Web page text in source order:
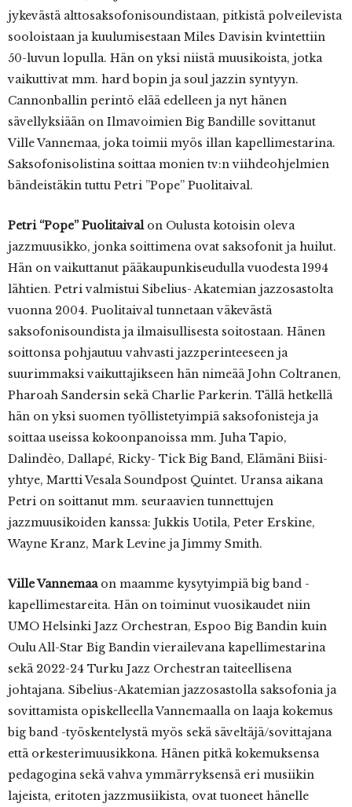
jykevästä alttosaksofonisoundistaan, pitkistä polveilevista
sooloistaan ja kuulumisestaan Miles Davisin kvintettiin
50-luvun lopulla. Hän on yksi niistä muusikoista, jotka
vaikuttivat mm. hard bopin ja soul jazzin syntyyn.
Cannonballin perintö elää edelleen ja nyt hänen
sävellyksiään on Ilmavoimien Big Bandille sovittanut
Ville Vannemaa, joka toimii myös illan kapellimestarina.
Saksofonisolistina soittaa monien tv:n viihdeohjelmien
bändeistäkin tuttu Petri ”Pope” Puolitaival.
Petri “Pope” Puolitaival on Oulusta kotoisin oleva
jazzmuusikko, jonka soittimena ovat saksofonit ja huilut.
Hän on vaikuttanut pääkaupunkiseudulla vuodesta 1994
lähtien. Petri valmistui Sibelius- Akatemian jazzosastolta
vuonna 2004. Puolitaival tunnetaan väkevästä
saksofonisoundista ja ilmaisullisesta soitostaan. Hänen
soittonsa pohjautuu vahvasti jazzperinteeseen ja
suurimmaksi vaikuttajikseen hän nimeää John Coltranen,
Pharoah Sandersin sekä Charlie Parkerin. Tällä hetkellä
hän on yksi suomen työllistetyimpiä saksofonisteja ja
soittaa useissa kokoonpanoissa mm. Juha Tapio,
Dalindèo, Dallapé, Ricky- Tick Big Band, Elämäni Biisi-
yhtye, Martti Vesala Soundpost Quintet. Uransa aikana
Petri on soittanut mm. seuraavien tunnettujen
jazzmuusikoiden kanssa: Jukkis Uotila, Peter Erskine,
Wayne Kranz, Mark Levine ja Jimmy Smith.
Ville Vannemaa on maamme kysytyimpiä big band -
kapellimestareita. Hän on toiminut vuosikaudet niin
UMO Helsinki Jazz Orchestran, Espoo Big Bandin kuin
Oulu All-Star Big Bandin vierailevana kapellimestarina
sekä 2022-24 Turku Jazz Orchestran taiteellisena
johtajana. Sibelius-Akatemian jazzosastolla saksofonia ja
sovittamista opiskelleella Vannemaalla on laaja kokemus
big band -työskentelystä myös sekä säveltäjä/sovittajana
että orkesterimuusikkona. Hänen pitkä kokemuksensa
pedagogina sekä vahva ymmärryksensä eri musiikin
lajeista, eritoten jazzmusiikista, ovat tuoneet hänelle